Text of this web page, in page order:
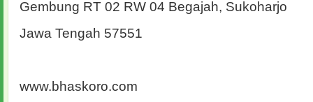
Gembung RT 02 RW 04 Begajah, Sukoharjo
Jawa Tengah 57551
www.bhaskoro.com